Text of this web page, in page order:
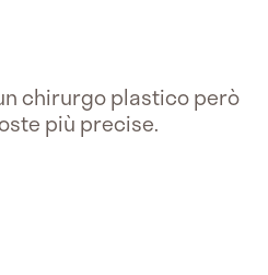
chirurgo plastico però
più precise.